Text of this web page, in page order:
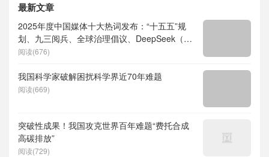
最新文章
2025年度中国媒体十大热词发布：“十五五”规
划、九三阅兵、全球治理倡议、DeepSeek（深
度求索）、人形机器人、苏超、票根经济、育
阅读(676)
我国科学家破解困扰科学界近70年难题
阅读(669)
突破性成果！我国攻克世界百年难题“费托合成
高碳排放”
阅读(729)